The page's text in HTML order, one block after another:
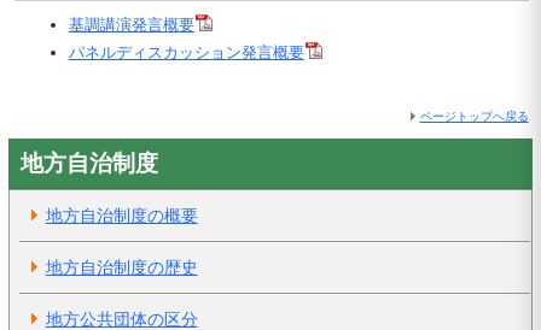
基調講演発言概要
パネルディスカッション発言概要
ページトップへ戻る
地方自治制度
地方自治制度の概要
地方自治制度の歴史
地方公共団体の区分